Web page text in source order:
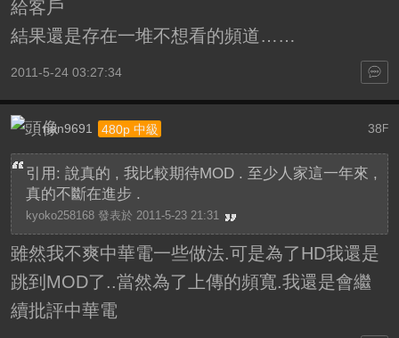
給客戶
結果還是存在一堆不想看的頻道……
2011-5-24 03:27:34
38 F
nan9691 480p 中級
引用: 說真的 , 我比較期待MOD . 至少人家這一年來 ,
真的不斷在進步 .
kyoko258168 發表於 2011-5-23 21:31
雖然我不爽中華電一些做法.可是為了HD我還是
跳到MOD了 ..當然為了上傳的頻寬.我還是會繼
續批評中華電